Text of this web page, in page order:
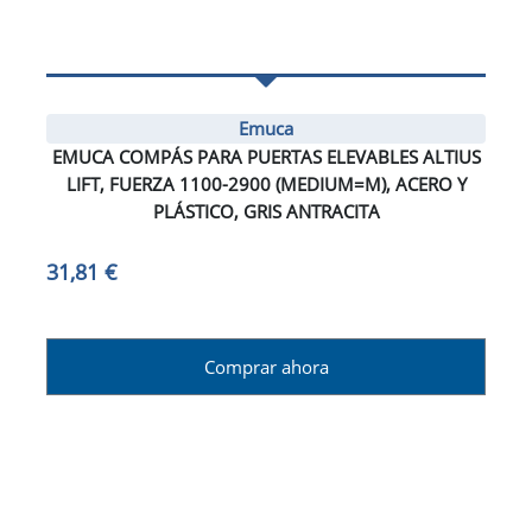
Emuca
EMUCA COMPÁS PARA PUERTAS ELEVABLES ALTIUS
LIFT, FUERZA 1100-2900 (MEDIUM=M), ACERO Y
PLÁSTICO, GRIS ANTRACITA
31,81 €
Comprar ahora